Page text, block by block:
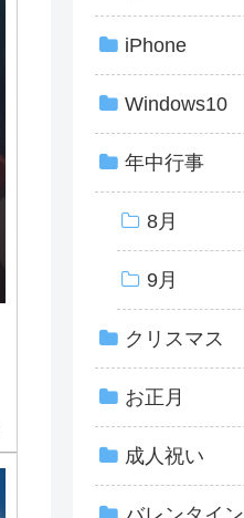
iPhone
Windows10
年中行事
8月
9月
クリスマス
お正月
成人祝い